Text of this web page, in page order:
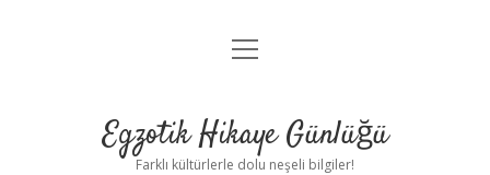
Anasayfa
Yasal Uyarı
menüyü
Egzotik Hikaye Günlüğü
Farklı kültürlerle dolu neşeli bilgiler!